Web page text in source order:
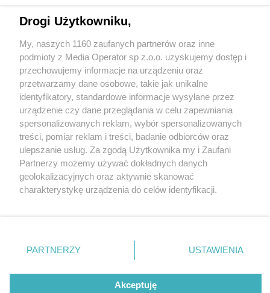
2 / 0
Wydawca mediów lokalnych
Nie zapomnij
zapoznać się z:
polityką prywatności regulamin korzystania z portali
Twojemiasto
Piekary Śląskie
Chorzów
Tarnowskie Góry
Gliwice
Skontakuj sięz nami
Kontakt
Wydawca
Redakcja
Drogi Użytkowniku,
My, naszych 1160 zaufanych partnerów oraz inne
podmioty z Media Operator sp z.o.o. uzyskujemy dostęp i
przechowujemy informacje na urządzeniu oraz
przetwarzamy dane osobowe, takie jak unikalne
identyfikatory, standardowe informacje wysyłane przez
urządzenie czy dane przeglądania w celu zapewniania
spersonalizowanych reklam, wybór spersonalizowanych
treści, pomiar reklam i treści, badanie odbiorców oraz
ulepszanie usług. Za zgodą Użytkownika my i Zaufani
Partnerzy możemy używać dokładnych danych
geolokalizacyjnych oraz aktywnie skanować
charakterystykę urządzenia do celów identyfikacji.
zmienić/wycofać klikając przycisk ustawień prywatności
znajdujący się w lewym dolnym rogu strony
rodzaje przetwarzania danych nie wymagają zgody
użytkownika, ale masz prawo sprzeciwić się takiemu
PARTNERZY USTAWIENIA
Akceptuję